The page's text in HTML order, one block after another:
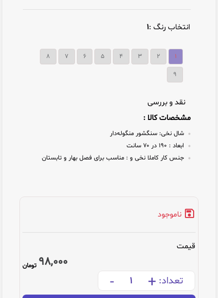
انتخاب رنگ :۱
۱ ۲ ۳ ۴ ۵ ۶ ۷ ۸
9
نقد و بررسی
مشخصات کالا :
شال نخی: سنگشور منگوله‌دار
ابعاد :
جنس کار کاملا نخی و : مناسب برای فصل بهار و تابستان
ناموجود
قیمت
98,000 تومان
تعداد: +
-